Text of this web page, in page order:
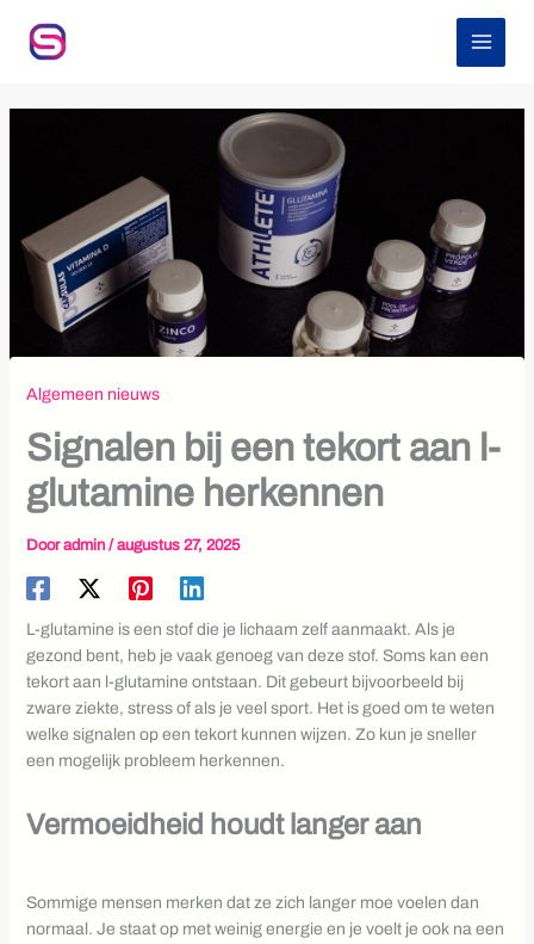
naar
Algemeen nieuws
Signalen bij een tekort aan l-
glutamine herkennen
Dooradmin / augustus 27, 2025
L-glutamine is een stof die je lichaam zelf aanmaakt. Als je
gezond bent, heb je vaak genoeg van deze stof. Soms kan een
tekort aan l-glutamine ontstaan. Dit gebeurt bijvoorbeeld bij
zware ziekte, stress of als je veel sport. Het is goed om te weten
welke signalen op een tekort kunnen wijzen. Zo kun je sneller
een mogelijk probleem herkennen.
Vermoeidheid houdt langer aan
Sommige mensen merken dat ze zich langer moe voelen dan
normaal. Je staat op met weinig energie en je voelt je ook na een
o
e
e